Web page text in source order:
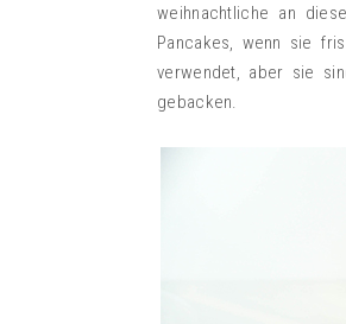
weihnachtliche an
Pancakes, wenn sie
verwendet, aber sie
gebacken.